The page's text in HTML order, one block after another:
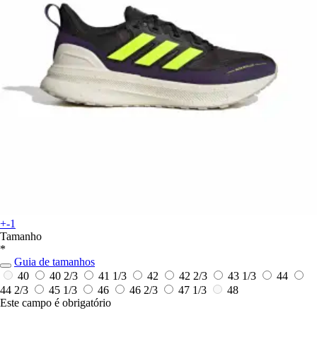
+-1
Tamanho
*
Guia de tamanhos
40
40 2/3 41 1/3 42 42 2/3 43 1/3
44
44 2/3
45 1/3 46 46 2/3 47 1/3
48
Este campo é obrigatório